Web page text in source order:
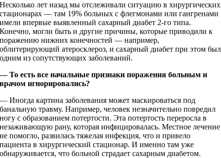
Несколько лет назад мы отслеживали ситуацию в хирургических
стационарах — там 19% больных с флегмонами или гангренами
имели впервые выявленный сахарный диабет 2‑го типа.
Конечно, могли быть и другие причины, которые приводили к
поражению нижних конечностей — например,
облитерирующий атеросклероз, и сахарный диабет при этом был
одним из сопутствующих заболеваний.
— То есть все начальные признаки поражения больным и
врачом игнорировались?
— Иногда картина заболевания может маскироваться под
банальную травму. Например, человек незначительно повредил
ногу с образованием потертости. Эта потертость переросла в
незаживающую рану, которая инфицировалась. Местное лечение
не помогло, развилась тяжелая инфекция, что и привело
пациента в хирургический стационар. И именно там уже
обнаруживается, что больной страдает сахарным диабетом.